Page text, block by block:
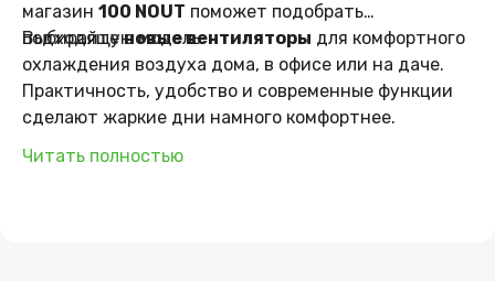
магазин 100 NOUT поможет подобрать
подходящую модель.
Выбирайтеновые вентиляторы для комфортного
охлаждения воздуха дома, в офисе или на даче.
Практичность, удобство и современные функции
сделают жаркие дни намного комфортнее.
Читать полностью